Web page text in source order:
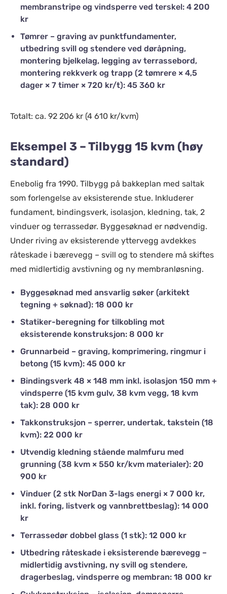
membranstripe og vindsperre ved terskel: 4 200
kr
Tømrer – graving av punktfundamenter,
utbedring svill og stendere ved døråpning,
montering bjelkelag, legging av terrassebord,
montering rekkverk og trapp (2 tømrere × 4,5
dager × 7 timer × 720 kr/t): 45 360 kr
Totalt: ca. 92 206 kr (4 610 kr/kvm)
Eksempel 3 – Tilbygg 15 kvm (høy
standard)
Enebolig fra 1990. Tilbygg på bakkeplan med saltak
som forlengelse av eksisterende stue. Inkluderer
fundament, bindingsverk, isolasjon, kledning, tak, 2
vinduer og terrassedør. Byggesøknad er nødvendig.
Under riving av eksisterende yttervegg avdekkes
råteskade i bærevegg – svill og to stendere må skiftes
med midlertidig avstivning og ny membranløsning.
Byggesøknad med ansvarlig søker (arkitekt
tegning + søknad): 18 000 kr
Statiker-beregning for tilkobling mot
eksisterende konstruksjon: 8 000 kr
Grunnarbeid – graving, komprimering, ringmur i
betong (15 kvm): 45 000 kr
Bindingsverk 48 × 148 mm inkl. isolasjon 150 mm +
vindsperre (15 kvm gulv, 38 kvm vegg, 18 kvm
tak): 28 000 kr
Takkonstruksjon – sperrer, undertak, takstein (18
kvm): 22 000 kr
Utvendig kledning stående malmfuru med
grunning (38 kvm × 550 kr/kvm materialer): 20
900 kr
Vinduer (2 stk NorDan 3-lags energi × 7 000 kr,
inkl. foring, listverk og vannbrettbeslag): 14 000
kr
Terrassedør dobbel glass (1 stk): 12 000 kr
Utbedring råteskade i eksisterende bærevegg –
midlertidig avstivning, ny svill og stendere,
dragerbeslag, vindsperre og membran: 18 000 kr